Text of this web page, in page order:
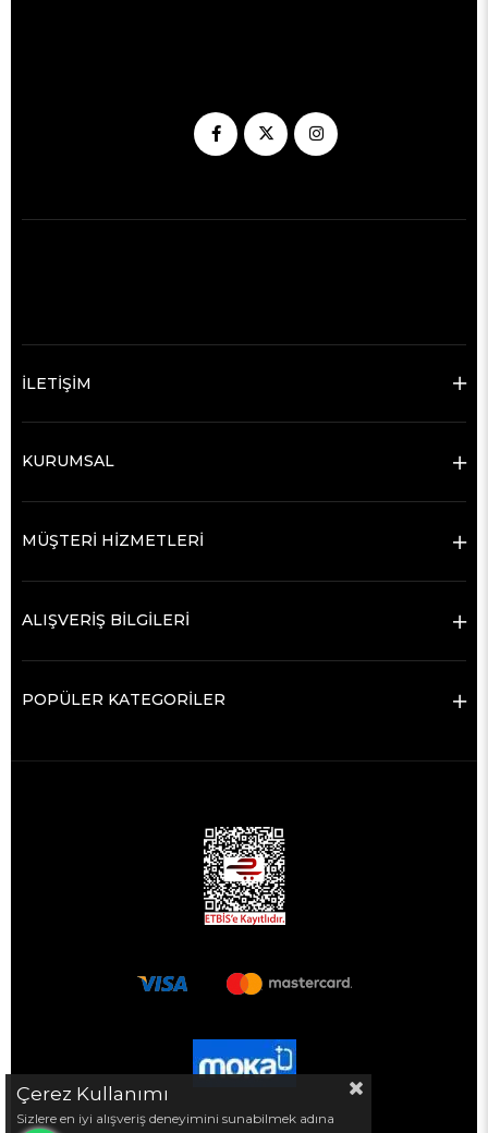
İLETİŞİM
KURUMSAL
MÜŞTERİ HİZMETLERİ
ALIŞVERİŞ BİLGİLERİ
POPÜLER KATEGORİLER
Çerez Kullanımı
Sizlere en iyi alışveriş deneyimini sunabilmek adına